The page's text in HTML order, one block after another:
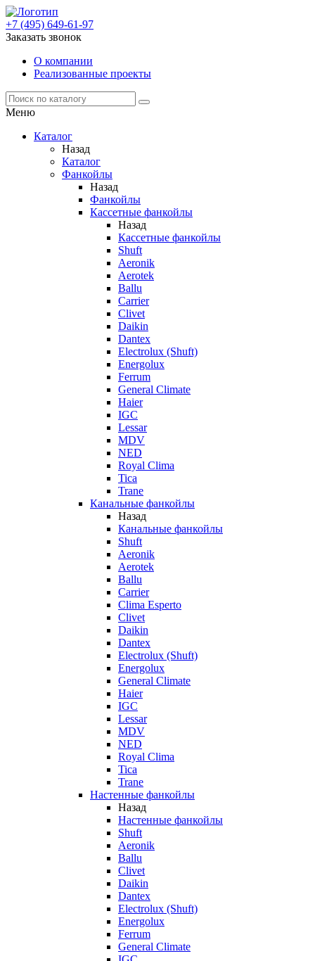
+7 (495) 649-61-97
Заказать звонок
О компании
Реализованные проекты
Меню
Каталог
Назад
Каталог
Фанкойлы
Назад
Фанкойлы
Кассетные фанкойлы
Назад
Кассетные фанкойлы
Shuft
Aeronik
Aerotek
Ballu
Carrier
Clivet
Daikin
Dantex
Electrolux (Shuft)
Energolux
Ferrum
General Climate
Haier
IGC
Lessar
MDV
NED
Royal Clima
Tica
Trane
Канальные фанкойлы
Назад
Канальные фанкойлы
Shuft
Aeronik
Aerotek
Ballu
Carrier
Clima Esperto
Clivet
Daikin
Dantex
Electrolux (Shuft)
Energolux
General Climate
Haier
IGC
Lessar
MDV
NED
Royal Clima
Tica
Trane
Настенные фанкойлы
Назад
Настенные фанкойлы
Shuft
Aeronik
Ballu
Clivet
Daikin
Dantex
Electrolux (Shuft)
Energolux
Ferrum
General Climate